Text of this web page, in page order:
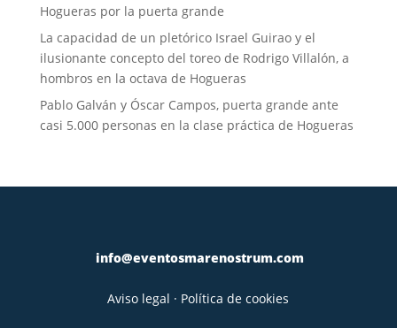
Hogueras por la puerta grande
La capacidad de un pletórico Israel Guirao y el
ilusionante concepto del toreo de Rodrigo Villalón, a
hombros en la octava de Hogueras
Pablo Galván y Óscar Campos, puerta grande ante
casi 5.000 personas en la clase práctica de Hogueras
info@eventosmarenostrum.com
Aviso legal · Política de cookies